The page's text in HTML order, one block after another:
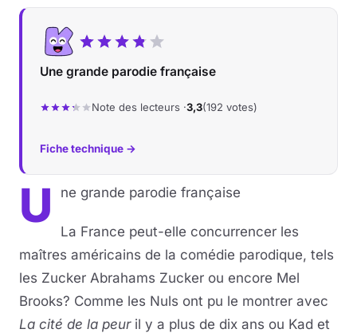
Une grande parodie française
Note des lecteurs ·3,3(192 votes)
Fiche technique →
U ne grande parodie française
La France peut-elle concurrencer les
maîtres américains de la comédie parodique, tels
les Zucker Abrahams Zucker ou encore Mel
Brooks? Comme les Nuls ont pu le montrer avec
La cité de la peuril y a plus de dix ans ou Kad et